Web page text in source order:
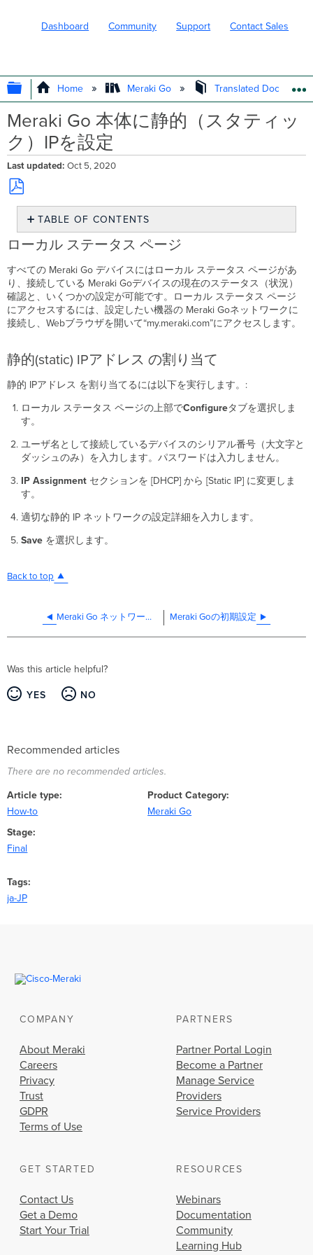
Dashboard Community Support Contact Sales
EXPAND/COLLAPSE GLOBAL
Home Meraki Go Translated
Meraki Go 本体に静的（スタティッ
ク）IPを設定
Last updated Oct 5, 2020
Save
PDF
TABLE OF CONTENTS
ロ
ー
カ
ル
ス
テ
ー
タ
ペ
ジ
的
IP
ア
レ
割
当
ローカル ステータス ページ
すべての Meraki Go デバイスにはローカル ステータス ページがあ
り、接続している Meraki Goデバイスの現在のステータス（状況）
確認と、いくつかの設定が可能です。ローカル ステータス ページ
にアクセスするには、設定したい機器の Meraki Goネットワークに
接続し、Webブラウザを開いて“my.meraki.com”にアクセスします。
静的(static) IPアドレス の割り当て
静的 IPアドレス を割り当てるには以下を実行します。:
ローカル ステータス ページの上部でConfigureタブを選択しま
す。
ユーザ名として接続しているデバイスのシリアル番号（大文字と
ダッシュのみ）を入力します。パスワードは入力しません。
IP Assignmentセクションを [DHCP] から [Static IP] に変更しま
す。
適切な静的 IP ネットワークの設定詳細を入力します。
Saveを選択します。
Back to top
Meraki Go ネットワークから端末等デバイスをブロックする Meraki Goの初期設定
Was this article helpful?
YES NO
Recommended articles
There are no recommended articles.
Article type
How-to
Product Category
Meraki Go
Stage
Final
Tags
ja-JP
COMPANY
About Meraki
Careers
Privacy
Trust
GDPR
Terms of Use
PARTNERS
Partner Portal Login
Become a Partner
Manage Service
Providers
Service Providers
GET STARTED
Contact Us
Get a Demo
Start Your Trial
RESOURCES
Webinars
Documentation
Community
Learning Hub